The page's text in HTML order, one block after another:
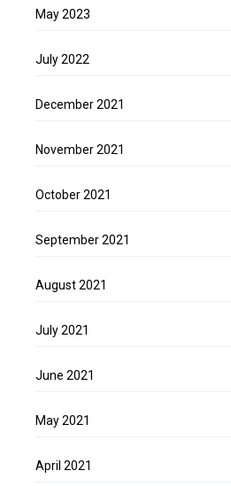
May 2023
July 2022
December 2021
November 2021
October 2021
September 2021
August 2021
July 2021
June 2021
May 2021
April 2021